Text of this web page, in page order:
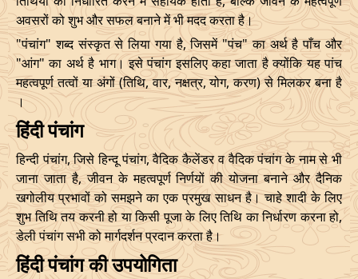
29/09/2026 06:12 Swarglok 29/09/2026
October, 2026
Start
Bhadra
Name
End
Date Time Date
02/10/2026 10:15 Swarglok 02/10/2026
05/10/2026 15:00 Mrityulok 06/10/2026
08/10/2026 22:15
Mrityulok
-Patallok
09/10/2026
14/12/2026 22:31 19/12/2026 15:57
अवसरों को शुभ और सफल बनाने में भी मदद करता है।
"पंचांग" शब्द संस्कृत से लिया गया है, जिसमें "पंच" का अर्थ है पाँच और
"आंग" का अर्थ है भाग। इसे पंचांग इसलिए कहा जाता है क्योंकि यह पांच
महत्वपूर्ण तत्वों या अंगों (तिथि, वार, नक्षत्र, योग, करण) से मिलकर बना है
।
हिंदी पंचांग
हिन्दी पंचांग, जिसे हिन्दू पंचांग, वैदिक कैलेंडर व वैदिक पंचांग के नाम से भी
जाना जाता है, जीवन के महत्वपूर्ण निर्णयों की योजना बनाने और दैनिक
खगोलीय प्रभावों को समझने का एक प्रमुख साधन है। चाहे शादी के लिए
शुभ तिथि तय करनी हो या किसी पूजा के लिए तिथि का निर्धारण करना हो,
डेली पंचांग सभी को मार्गदर्शन प्रदान करता है।
हिंदी पंचांग की उपयोगिता